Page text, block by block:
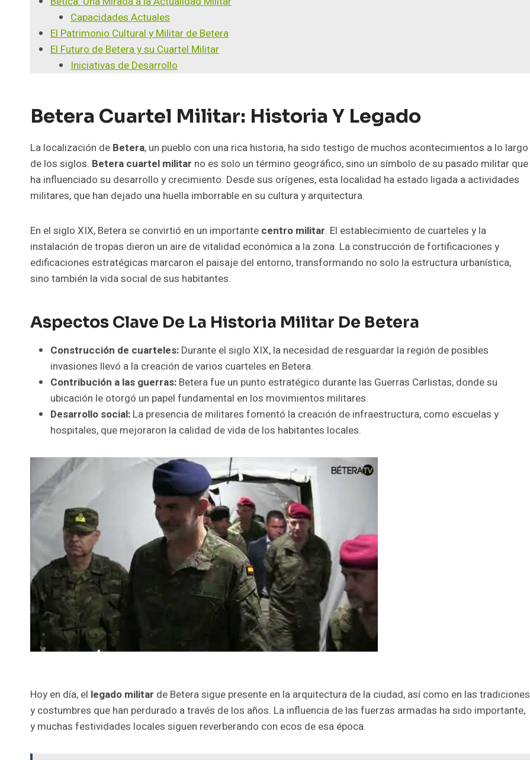
Capacidades Actuales
El Patrimonio Cultural y Militar de Betera
El Futuro de Betera y su Cuartel Militar
Iniciativas de Desarrollo
Betera Cuartel Militar: Historia Y Legado
La localización de Betera, un pueblo con una rica historia, ha sido testigo de muchos acontecimientos a lo largo
de los siglos. Betera cuartel militar no es solo un término geográfico, sino un símbolo de su pasado militar que
ha influenciado su desarrollo y crecimiento. Desde sus orígenes, esta localidad ha estado ligada a actividades
militares, que han dejado una huella imborrable en su cultura y arquitectura.
En el siglo XIX, Betera se convirtió en un importante centro militar. El establecimiento de cuarteles y la
instalación de tropas dieron un aire de vitalidad económica a la zona. La construcción de fortificaciones y
edificaciones estratégicas marcaron el paisaje del entorno, transformando no solo la estructura urbanística,
sino también la vida social de sus habitantes.
Aspectos Clave De La Historia Militar De Betera
Construcción de cuarteles: Durante el siglo XIX, la necesidad de resguardar la región de posibles
invasiones llevó a la creación de varios cuarteles en Betera.
Contribución a las guerras: Betera fue un punto estratégico durante las Guerras Carlistas, donde su
ubicación le otorgó un papel fundamental en los movimientos militares.
Desarrollo social: La presencia de militares fomentó la creación de infraestructura, como escuelas y
hospitales, que mejoraron la calidad de vida de los habitantes locales.
Hoy en día, el legado militar de Betera sigue presente en la arquitectura de la ciudad, así como en las tradiciones
y costumbres que han perdurado a través de los años. La influencia de las fuerzas armadas ha sido importante,
y muchas festividades locales siguen reverberando con ecos de esa época.